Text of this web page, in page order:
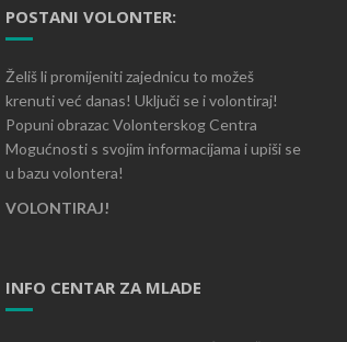
POSTANI VOLONTER:
Želiš li promijeniti zajednicu to možeš
krenuti već danas! Uključi se i volontiraj!
Popuni obrazac Volonterskog Centra
Mogućnosti s svojim informacijama i upiši se
u bazu volontera!
VOLONTIRAJ!
INFO CENTAR ZA MLADE